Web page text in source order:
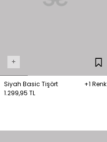
+
Siyah Basic Tişört
+1 Renk
1.299,95 TL